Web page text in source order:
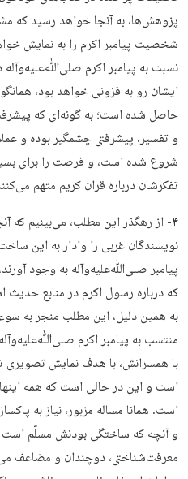
پزوهش‌ها، به آنجا خواهد رسید که
شخصیت پیامبر اکرم را به نمایش
نسبت به پیامبر اکرم صلی‌ﷲ‌علیه‌وآله
ایشان رو به فزونی خواهد بود،
حاصل شده است؛ به گونه‌ای که
و تفسیر، پیشرفتی چشمگیر بوده و
شروع شده است، و فرصت را برای
تفکرشان درباره قران کریم متهم
۴- از رهگذر این مطلب، می‌بینیم که
نویسندگان غربی را وادار به این
پیامبر صلی‌ﷲ‌علیه‌وآله به وجود
که درباره رسول اکرم در منابع
به همین دلیل، این مطلب منجر به
منتسب به پیامبر اکرم
با همسرانش، با هدف نمایش
است و این در حالی است که همه اینها
است. همانا مساله مزبور، نیاز به
و آنچه که ساختگی بودنش مسلّم است
معرفت‌شناختی، دوچندان و مضاعف